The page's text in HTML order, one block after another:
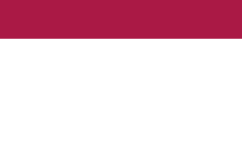
direct